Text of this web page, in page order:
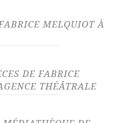
masculins : 1
féminins : 1
MELQUIOT À
DE FABRICE
THÉÂTRALE